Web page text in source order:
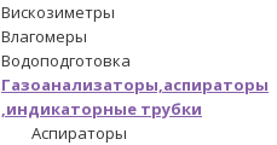
Вискозиметры
Влагомеры
Водоподготовка
Газоанализаторы,аспираторы
,индикаторные трубки
Аспираторы